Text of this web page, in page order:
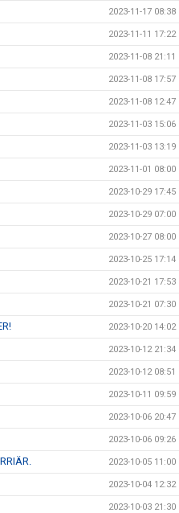
2023-11-17 08:38
2023-11-11 17:22
2023-11-08 21:11
2023-11-08 17:57
2023-11-08 12:47
2023-11-03 15:06
2023-11-03 13:19
2023-11-01 08:00
2023-10-29 17:45
2023-10-29 07:00
2023-10-27 08:00
2023-10-25 17:14
2023-10-21 17:53
2023-10-21 07:30
2023-10-20 14:02
2023-10-12 21:34
2023-10-12 08:51
2023-10-11 09:59
2023-10-06 20:47
2023-10-06 09:26
2023-10-05 11:00
2023-10-04 12:32
2023-10-03 21:30